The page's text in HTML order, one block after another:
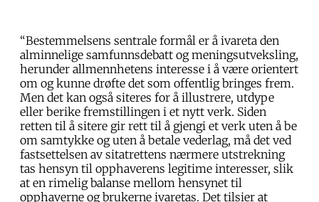
“Bestemmelsens sentrale formål er å ivareta den
alminnelige samfunnsdebatt og meningsutveksling,
herunder allmennhetens interesse i å være orientert
om og kunne drøfte det som offentlig bringes frem.
Men det kan også siteres for å illustrere, utdype
eller berike fremstillingen i et nytt verk. Siden
retten til å sitere gir rett til å gjengi et verk uten å be
om samtykke og uten å betale vederlag, må det ved
fastsettelsen av sitatrettens nærmere utstrekning
tas hensyn til opphaverens legitime interesser, slik
at en rimelig balanse mellom hensynet til
opphaverne og brukerne ivaretas. Det tilsier at